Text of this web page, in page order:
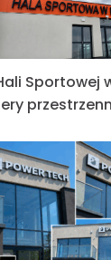
Sportowej